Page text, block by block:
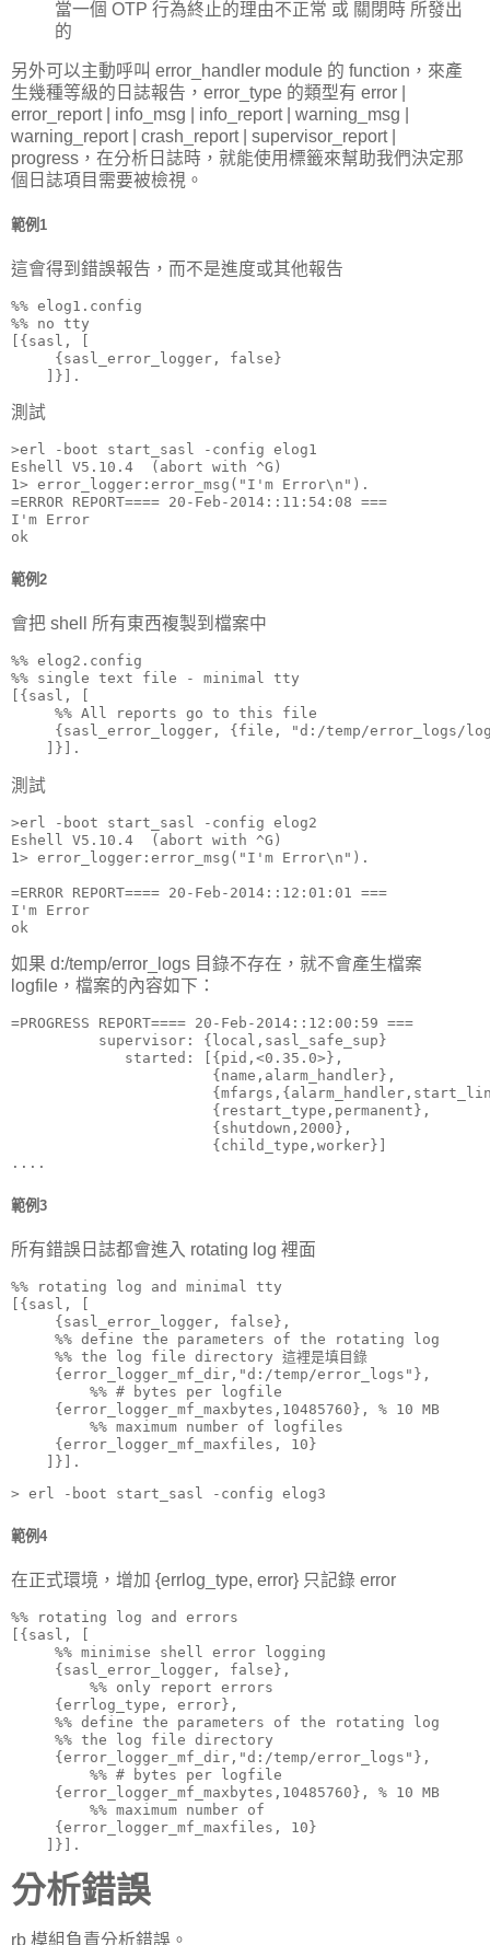
當一個 OTP 行為終止的理由不正常 或 關閉時 所發出
的
另外可以主動呼叫 error_handler module 的 function，來產
生幾種等級的日誌報告，error_type 的類型有 error |
error_report | info_msg | info_report | warning_msg |
warning_report | crash_report | supervisor_report |
progress，在分析日誌時，就能使用標籤來幫助我們決定那
個日誌項目需要被檢視。
範例1
這會得到錯誤報告，而不是進度或其他報告
%% elog1.config
%% no tty
[{sasl, [
     {sasl_error_logger, false}
    ]}].
測試
>erl -boot start_sasl -config elog1
Eshell V5.10.4  (abort with ^G)
1> error_logger:error_msg("I'm Error\n").
=ERROR REPORT==== 20-Feb-2014::11:54:08 ===
I'm Error
ok
範例2
會把 shell 所有東西複製到檔案中
%% elog2.config
%% single text file - minimal tty
[{sasl, [
     %% All reports go to this file
{sasl_error_logger, {file, "d:/temp/error_logs/
    ]}].
測試
>erl -boot start_sasl -config elog2
Eshell V5.10.4  (abort with ^G)
1> error_logger:error_msg("I'm Error\n").
=ERROR REPORT==== 20-Feb-2014::12:01:01 ===
I'm Error
ok
如果 d:/temp/error_logs 目錄不存在，就不會產生檔案
logfile，檔案的內容如下：
=PROGRESS REPORT==== 20-Feb-2014::12:00:59 ===
          supervisor: {local,sasl_safe_sup}
             started: [{pid,<0.35.0>},
                       {name,alarm_handler},
                       {restart_type,permanent},
                       {shutdown,2000},
                       {child_type,worker}]
....
範例3
所有錯誤日誌都會進入 rotating log 裡面
%% rotating log and minimal tty
[{sasl, [
     {sasl_error_logger, false},
     %% define the parameters of the rotating log
     %% the log file directory 這裡是填目錄
     {error_logger_mf_dir,"d:/temp/error_logs"},
         %% # bytes per logfile
     {error_logger_mf_maxbytes,10485760}, % 10 MB
         %% maximum number of logfiles
     {error_logger_mf_maxfiles, 10}
    ]}].
> erl -boot start_sasl -config elog3
範例4
在正式環境，增加 {errlog_type, error} 只記錄 error
%% rotating log and errors
[{sasl, [
     %% minimise shell error logging
     {sasl_error_logger, false},
         %% only report errors
     {errlog_type, error},
     %% define the parameters of the rotating log
     %% the log file directory
     {error_logger_mf_dir,"d:/temp/error_logs"},
         %% # bytes per logfile
     {error_logger_mf_maxbytes,10485760}, % 10 MB
         %% maximum number of
     {error_logger_mf_maxfiles, 10}
    ]}].
分析錯誤
rb 模組負責分析錯誤。